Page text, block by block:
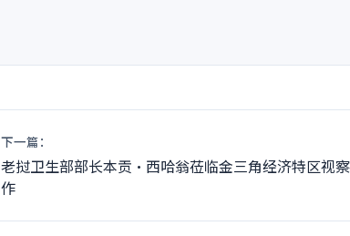
下一篇：
老挝卫生部部长本贡·西哈翁莅临金三角经济特区视
作